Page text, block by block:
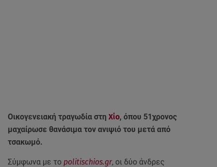
Οικογενειακή τραγωδία στη Χίο, όπου 51χρονος
μαχαίρωσε θανάσιμα τον ανιψιό του μετά από
τσακωμό.
Σύμφωνα με το politischios.gr, οι δύο άνδρες